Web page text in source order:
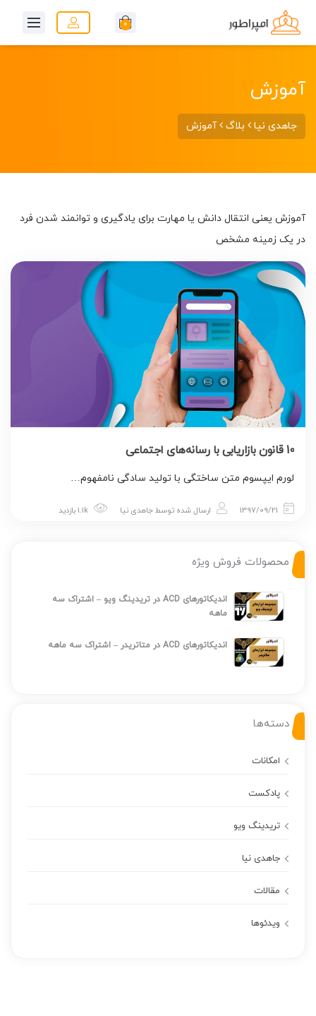
0
آموزش
جاهدی نیا بلاگ آموزش
آموزش یعنی انتقال دانش یا مهارت برای یادگیری و توانمند شدن فرد
در یک زمینه مشخص
10 قانون بازاریابی با رسانه‌های اجتماعی
لورم ایپسوم متن ساختگی با تولید سادگی نامفهوم…
1397/09/21 ارسال شده توسطجاهدی نیا
محصولات فروش ویژه
اندیکاتورهای ACD در تریدینگ ویو – اشتراک سه
ماهه
اندیکاتورهای ACD در متاتریدر – اشتراک سه ماهه
دسته‌ها
امکانات
پادکست
تریدینگ ویو
جاهدی نیا
مقالات
ویدئوها